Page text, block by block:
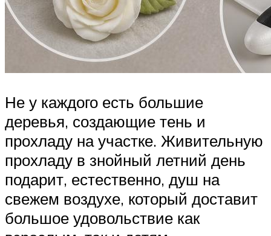
Не у каждого есть большие
деревья, создающие тень и
прохладу на участке. Живительную
прохладу в знойный летний день
подарит, естественно, душ на
свежем воздухе, который доставит
большое удовольствие как